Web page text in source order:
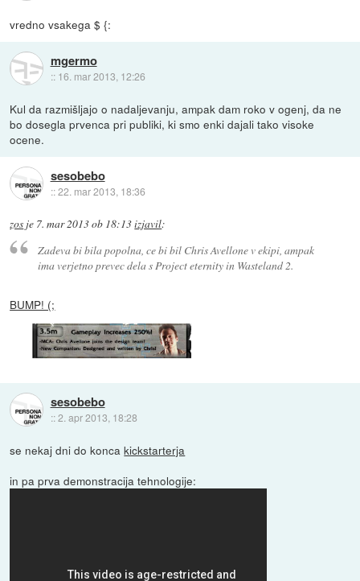
vredno vsakega $ {:
mgermo
:: 16. mar 2013, 12:26
Kul da razmišljajo o nadaljevanju, ampak dam roko v ogenj, da ne
bo dosegla prvenca pri publiki, ki smo enki dajali tako visoke
ocene.
sesobebo
::22. mar 2013, 18:36
zos je 7. mar 2013 ob 18:13izjavil:
Zadeva bi bila popolna, ce bi bil Chris Avellone v ekipi, ampak
ima verjetno prevec dela s Project eternity in Wasteland 2.
BUMP! (;
sesobebo
::2. apr 2013, 18:28
se nekaj dni do koncakickstarterja
in pa prva demonstracija tehnologije: